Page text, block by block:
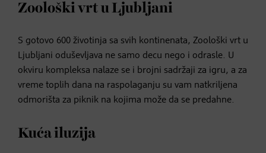
Zoološki vrt u Ljubljani
S gotovo 600 životinja sa svih kontinenata, Zoološki vrt u
Ljubljani oduševljava ne samo decu nego i odrasle. U
okviru kompleksa nalaze se i brojni sadržaji za igru, a za
vreme toplih dana na raspolaganju su vam natkriljena
odmorišta za piknik na kojima može da se predahne.
Kuća iluzija